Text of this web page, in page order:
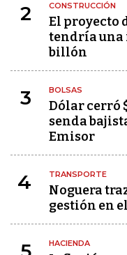
2 CONSTRUCCIÓN
El proyecto
tendría una
billón
3 BOLSAS
Dólar cerró
senda
Emisor
4 TRANSPORTE
Noguera
gestión en
HACIENDA